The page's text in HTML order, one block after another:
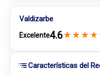
Características del
Valdizarbe
Excelente4.6★ ★ ★ ★